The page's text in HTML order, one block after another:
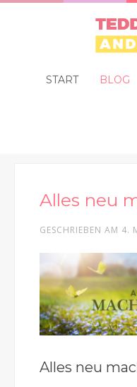
START BLOG
Alles neu
GESCHRIEBEN AM 4.
Alles neu